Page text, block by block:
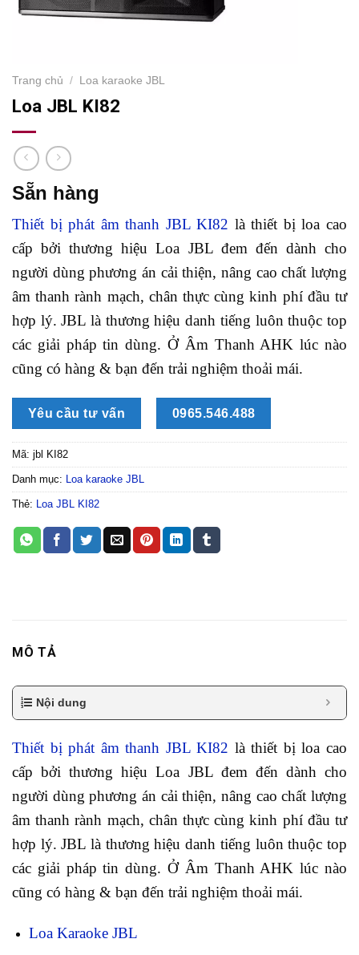
Trang chủ / Loa karaoke JBL
Loa JBL KI82
Sẵn hàng
Thiết bị phát âm thanh JBL KI82 là thiết bị loa cao
cấp bởi thương hiệu Loa JBL đem đến dành cho
người dùng phương án cải thiện, nâng cao chất lượng
âm thanh rành mạch, chân thực cùng kinh phí đầu tư
hợp lý. JBL là thương hiệu danh tiếng luôn thuộc top
các giải pháp tin dùng. Ở Âm Thanh AHK lúc nào
cũng có hàng & bạn đến trải nghiệm thoải mái.
Yêu cầu tư vấn 0965.546.488
Mã: jbl KI82
Danh mục: Loa karaoke JBL
Thẻ: Loa JBL KI82
MÔ TẢ
Nội dung
Thiết bị phát âm thanh JBL KI82 là thiết bị loa cao
cấp bởi thương hiệu Loa JBL đem đến dành cho
người dùng phương án cải thiện, nâng cao chất lượng
âm thanh rành mạch, chân thực cùng kinh phí đầu tư
hợp lý. JBL là thương hiệu danh tiếng luôn thuộc top
các giải pháp tin dùng. Ở Âm Thanh AHK lúc nào
cũng có hàng & bạn đến trải nghiệm thoải mái.
Loa Karaoke JBL